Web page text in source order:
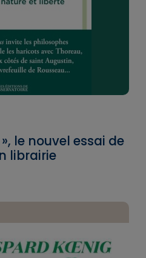
le nouvel essai de
librairie